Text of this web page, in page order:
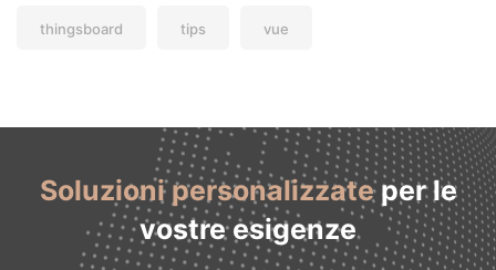
thingsboard tips vue
Soluzioni personalizzateper le
vostre esigenze